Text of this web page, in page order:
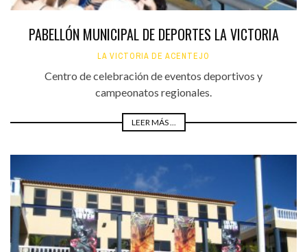
PABELLÓN MUNICIPAL DE DEPORTES LA VICTORIA
LA VICTORIA DE ACENTEJO
Centro de celebración de eventos deportivos y
campeonatos regionales.
LEER MÁS ...